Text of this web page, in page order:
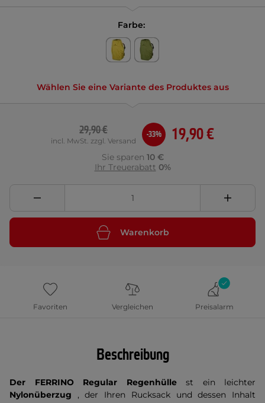
Farbe:
Wählen Sie eine Variante des Produktes aus
19,90 €
29,90 €
incl. MwSt. zzgl. Versand
-33%
Sie sparen 10 €
Ihr Treuerabatt 0%
Warenkorb
Favoriten Vergleichen Preisalarm
Beschreibung
Der FERRINO Regular Regenhülle st ein leichter
Nylonüberzug , der Ihren Rucksack und dessen Inhalt